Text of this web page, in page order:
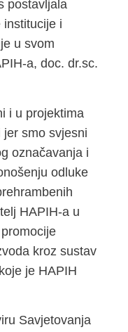
postavljala
institucije i
u svom
a, doc. dr.sc.
i u projektima
smo svjesni
označavanja i
odluke
HAPIH-a u
kroz sustav
je HAPIH
Savjetovanja